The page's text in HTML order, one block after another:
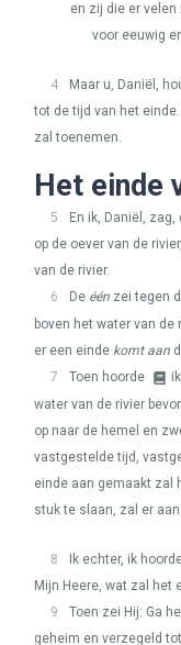
en zij die er
voor eeuwig
4
Maar u, Daniël,
tot de tijd van het
zal toenemen.
Het einde
5
En ik, Daniël,
op de oever van de
van de rivier.
6
De één zei tegen
boven het water van de
er een einde komt aan
7
Toen hoorde
water van de rivier
op naar de hemel en
vastgestelde tijd,
einde aan gemaakt zal
stuk te slaan, zal er
8 Ik echter, ik
Mijn Heere, wat zal het
9
Toen zei Hij: Ga
geheim en verzegeld